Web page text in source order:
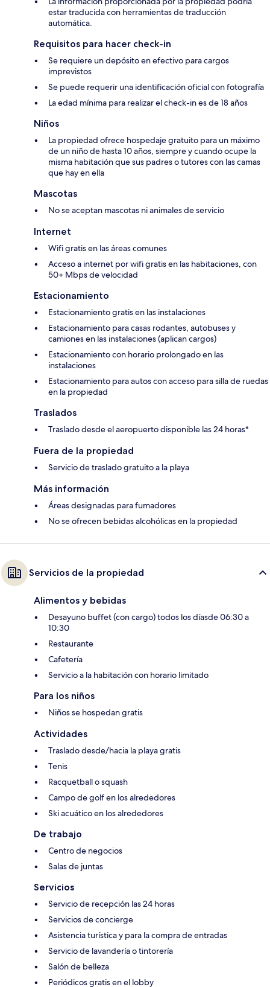
estar traducida con herramientas de traducción
automática.
Requisitos para hacer check-in
Se requiere un depósito en efectivo para cargos
imprevistos
Se puede requerir una identificación oficial con fotografía
La edad mínima para realizar el check-in es de 18 años
Niños
La propiedad ofrece hospedaje gratuito para un máximo
de un niño de hasta 10 años, siempre y cuando ocupe la
misma habitación que sus padres o tutores con las camas
que hay en ella
Mascotas
No se aceptan mascotas ni animales de servicio
Internet
Wifi gratis en las áreas comunes
Acceso a internet por wifi gratis en las habitaciones, con
50+ Mbps de velocidad
Estacionamiento
Estacionamiento gratis en las instalaciones
Estacionamiento para casas rodantes, autobuses y
camiones en las instalaciones (aplican cargos)
Estacionamiento con horario prolongado en las
instalaciones
Estacionamiento para autos con acceso para silla de ruedas
en la propiedad
Traslados
Traslado desde el aeropuerto disponible las 24 horas*
Fuera de la propiedad
Servicio de traslado gratuito a la playa
Más información
Áreas designadas para fumadores
No se ofrecen bebidas alcohólicas en la propiedad
Servicios de la propiedad
Alimentos y bebidas
Desayuno buffet (con cargo) todos los díasde 06:30 a
10:30
Restaurante
Cafetería
Servicio a la habitación con horario limitado
Para los niños
Niños se hospedan gratis
Actividades
Traslado desde/hacia la playa gratis
Tenis
Racquetball o squash
Campo de golf en los alrededores
Ski acuático en los alrededores
De trabajo
Centro de negocios
Salas de juntas
Servicios
Servicio de recepción las 24 horas
Servicios de concierge
Asistencia turística y para la compra de entradas
Servicio de lavandería o tintorería
Salón de belleza
Periódicos gratis en el lobby